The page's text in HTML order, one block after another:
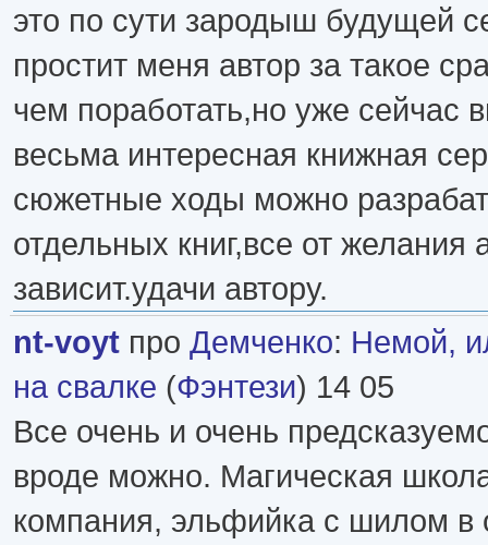
это по сути зародыш будущей
простит меня автор за такое
чем поработать,но уже сейчас
весьма интересная книжная
сюжетные ходы можно
отдельных книг,все от желания
зависит.удачи автору.
nt-voyt про Демченко: Немой,
на свалке (Фэнтези) 14 05
Все очень и очень
вроде можно. Магическая
компания, эльфийка с шилом в